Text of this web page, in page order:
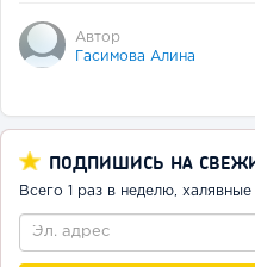
Автор
Гасимова Алина
ПОДПИШИСЬ НА
Всего 1 раз в неделю,